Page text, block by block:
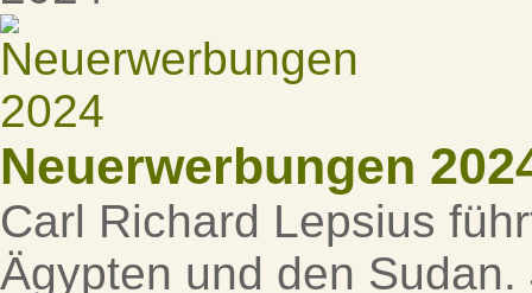
Neuerwerbungen
Carl Richard Lepsius
Ägypten und den